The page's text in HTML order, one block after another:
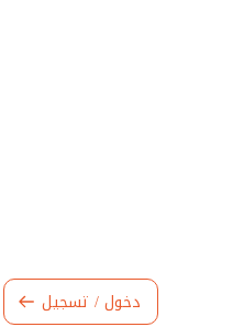
دخول / تسجيل